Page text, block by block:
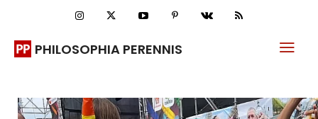
PHILOSOPHIA PERENNIS